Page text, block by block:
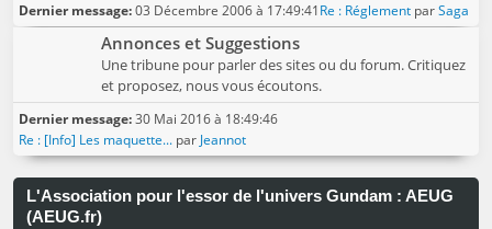
Dernier message:03 Décembre 2006 à 17:49:41Re : Réglement parSaga
Annonces et Suggestions
Une tribune pour parler des sites ou du forum. Critiquez
et proposez, nous vous écoutons.
Dernier message:30 Mai 2016 à 18:49:46
Re : [Info] Les maquette... par Jeannot
L'Association pour l'essor de l'univers Gundam : AEUG
(AEUG.fr)